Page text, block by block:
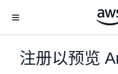
注册以预览